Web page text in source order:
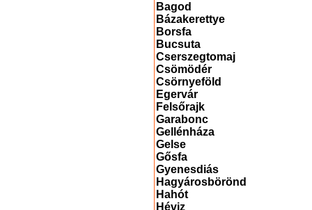
Bagod
Bázakerettye
Borsfa
Bucsuta
Cserszegtomaj
Csömödér
Csörnyeföld
Egervár
Felsőrajk
Garabonc
Gellénháza
Gelse
Gősfa
Gyenesdiás
Hagyárosbörönd
Hahót
Héviz